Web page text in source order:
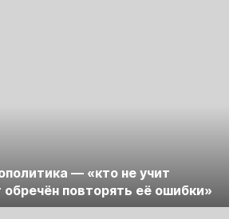
— «кто не учит
повторять её ошибки»